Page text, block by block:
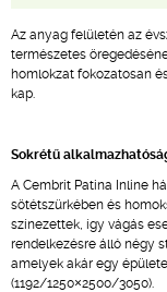
Az anyag felületén az
természetes
homlokzat fokozatosan
kap.
Sokrétű
A Cembrit Patina Inline
sötétszürkében és
színezettek, így vágás
rendelkezésre álló négy
amelyek akár egy
(1192/1250×2500/3050).